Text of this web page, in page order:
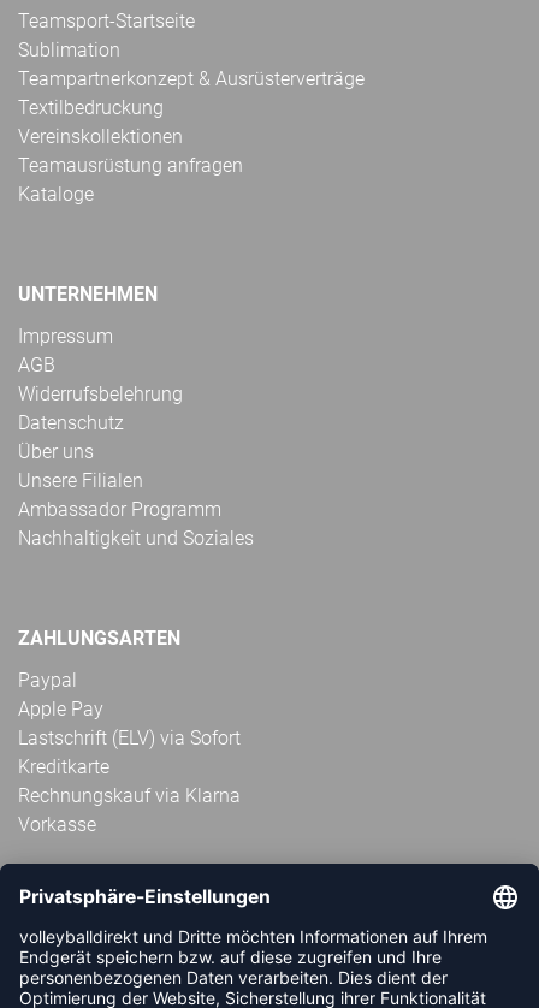
Teamsport-Startseite
Sublimation
Teampartnerkonzept & Ausrüsterverträge
Textilbedruckung
Vereinskollektionen
Teamausrüstung anfragen
Kataloge
UNTERNEHMEN
Impressum
AGB
Widerrufsbelehrung
Datenschutz
Über uns
Unsere Filialen
Ambassador Programm
Nachhaltigkeit und Soziales
ZAHLUNGSARTEN
Paypal
Apple Pay
Lastschrift (ELV) via Sofort
Kreditkarte
Rechnungskauf via Klarna
Vorkasse
ABONNIERE JETZT DEN KOSTENLOSEN
VOLLEYBALLDIREKT-NEWSLETTER UND VERPASSE KEINE
NEUIGKEIT ODER AKTION MEHR.